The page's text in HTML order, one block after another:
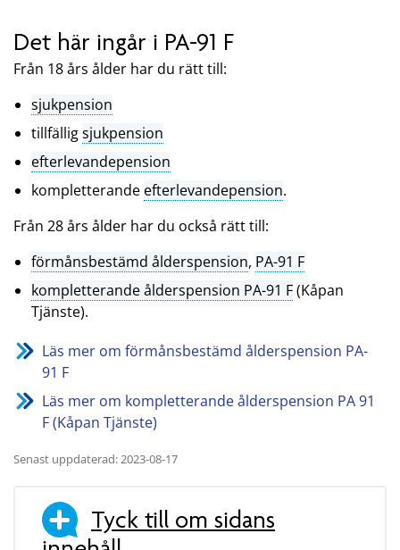
Det här ingår i PA-91 F
Från 18 års ålder har du rätt till:
sjukpension
tillfälligsjukpension
efterlevandepension
kompletterande efterlevandepension.
Från 28 års ålder har du också rätt till:
förmånsbestämd ålderspension, PA-91 F
kompletterande ålderspension PA-91 F(Kåpan
Tjänste).
Läs mer om förmånsbestämd ålderspension PA-
91 F
Läs mer om kompletterande ålderspension PA 91
F (Kåpan Tjänste)
Senast uppdaterad: 2023-08-17
Tyck till om sidans